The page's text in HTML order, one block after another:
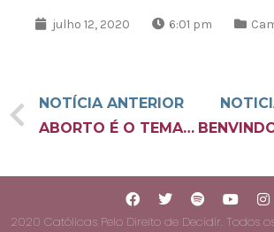
julho 12, 2020 6:01 pm
NOTÍCIA ANTERIOR
ABORTO É O TEMA DO CAFÉ COM LUTA DO DIA 27/11
2020 Católicas Pelo Direito de Decidir. Todos